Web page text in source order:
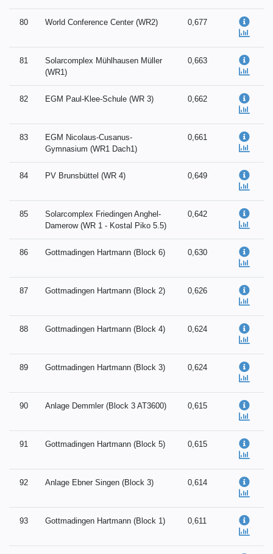
80 World Conference Center (WR2) 0,677
81
Solarcomplex Mühlhausen Müller
(WR1)
0,663
82 EGM Paul-Klee-Schule (WR 3) 0,662
83
EGM Nicolaus-Cusanus-
Gymnasium (WR1 Dach1)
0,661
84 PV Brunsbüttel (WR 4) 0,649
85
Solarcomplex Friedingen Anghel-
Damerow (WR 1 - Kostal Piko 5.5)
0,642
86 Gottmadingen Hartmann (Block 6) 0,630
87 Gottmadingen Hartmann (Block 2) 0,626
88 Gottmadingen Hartmann (Block 4) 0,624
89 Gottmadingen Hartmann (Block 3) 0,624
90 Anlage Demmler (Block 3 AT3600) 0,615
91 Gottmadingen Hartmann (Block 5) 0,615
92 Anlage Ebner Singen (Block 3) 0,614
93 Gottmadingen Hartmann (Block 1) 0,611